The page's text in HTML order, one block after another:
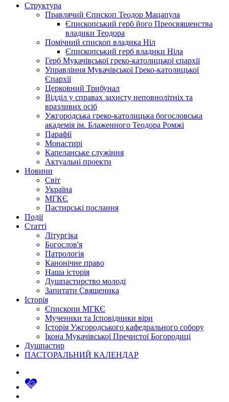
Структура
Правлячий Єпископ Теодор Мацапула
Єпископський герб його Преосвященства
владики Теодора
Помічний єпископ владика Ніл
Єпископський герб владики Ніла
Герб Мукачівської греко-католицької єпархії
Управління Мукачівської Греко-католицької
Єпархії
Церковний Трибунал
Відділ у справах захисту неповнолітніх та
вразливих осіб
Ужгородська греко-католицька богословська
академія ім. Блаженного Теодора Ромжі
Парафії
Монастирі
Капеланське служіння
Актуальні проекти
Новини
Світ
Україна
МГКЄ
Пастирські послання
Події
Статті
Літургіка
Богослов'я
Патрологія
Канонічне право
Наша історія
Душпастирство молоді
Запитати Священика
Історія
Єпископи МГКЄ
Мученики та Ісповідники віри
Історія Ужгородського кафедрального собору
Ікона Мукачівської Пречистої Богородиці
Душпастир
ПАСТОРАЛЬНИЙ КАЛЕНДАР